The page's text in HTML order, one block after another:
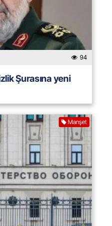
94
Şurasına yeni
Manşet